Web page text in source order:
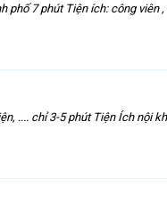
phố 7 phút Tiện ích: công viên
.... chỉ 3-5 phút Tiện Ích nội